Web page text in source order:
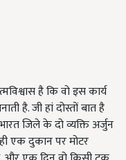
है कि वो इस कार्य
है. जी हां दोस्तों बात है
जिले के दो व्यक्ति अर्जुन
एक दुकान पर मोटर